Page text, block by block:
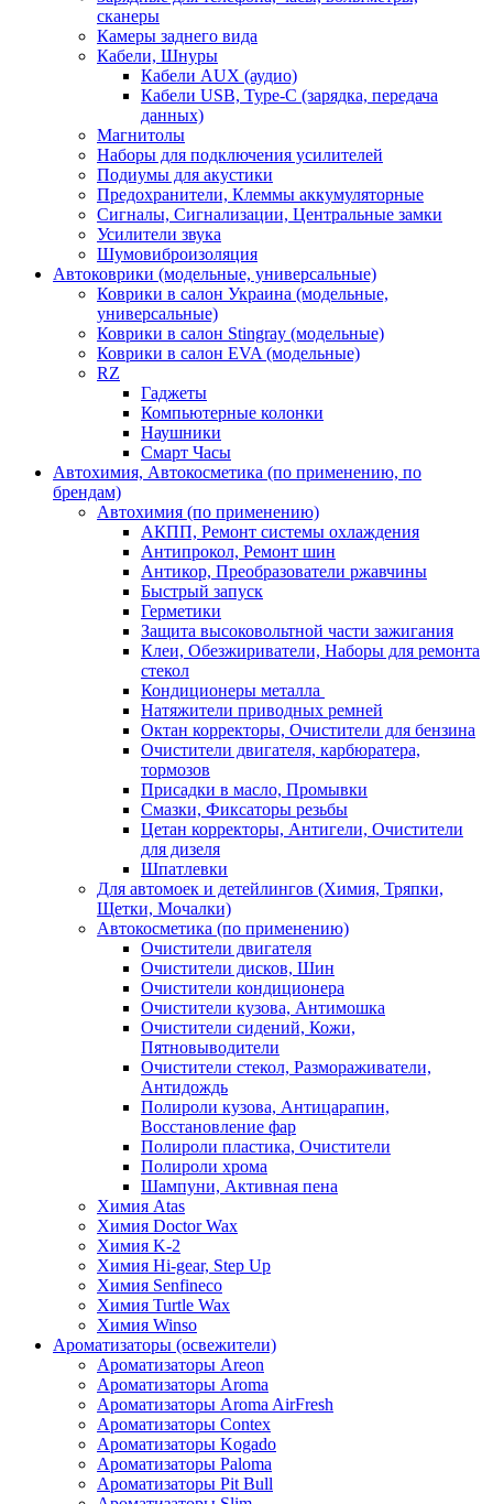
сканеры
Камеры заднего вида
Кабели, Шнуры
Кабели AUX (аудио)
Кабели USB, Type-C (зарядка, передача
данных)
Магнитолы
Наборы для подключения усилителей
Подиумы для акустики
Предохранители, Клеммы аккумуляторные
Сигналы, Сигнализации, Центральные замки
Усилители звука
Шумовиброизоляция
Автоковрики (модельные, универсальные)
Коврики в салон Украина (модельные,
универсальные)
Коврики в салон Stingray (модельные)
Коврики в салон EVA (модельные)
RZ
Гаджеты
Компьютерные колонки
Наушники
Смарт Часы
Автохимия, Автокосметика (по применению, по
брендам)
Автохимия (по применению)
АКПП, Ремонт системы охлаждения
Антипрокол, Ремонт шин
Антикор, Преобразователи ржавчины
Быстрый запуск
Герметики
Защита высоковольтной части зажигания
Клеи, Обезжириватели, Наборы для ремонта
стекол
Кондиционеры металла
Натяжители приводных ремней
Октан корректоры, Очистители для бензина
Очистители двигателя, карбюратера,
тормозов
Присадки в масло, Промывки
Смазки, Фиксаторы резьбы
Цетан корректоры, Антигели, Очистители
для дизеля
Шпатлевки
Для автомоек и детейлингов (Химия, Тряпки,
Щетки, Мочалки)
Автокосметика (по применению)
Очистители двигателя
Очистители дисков, Шин
Очистители кондиционера
Очистители кузова, Антимошка
Очистители сидений, Кожи,
Пятновыводители
Очистители стекол, Размораживатели,
Антидождь
Полироли кузова, Антицарапин,
Восстановление фар
Полироли пластика, Очистители
Полироли хрома
Шампуни, Активная пена
Химия Atas
Химия Doctor Wax
Химия K-2
Химия Hi-gear, Step Up
Химия Senfineco
Химия Turtle Wax
Химия Winso
Ароматизаторы (освежители)
Ароматизаторы Areon
Ароматизаторы Aroma
Ароматизаторы Aroma AirFresh
Ароматизаторы Contex
Ароматизаторы Kogado
Ароматизаторы Paloma
Ароматизаторы Pit Bull